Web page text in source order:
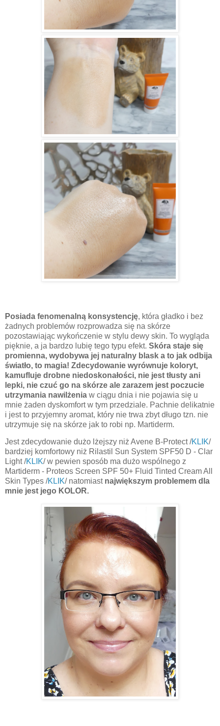
Posiada fenomenalną konsystencję, która gładko i bez
żadnych problemów rozprowadza się na skórze
pozostawiając wykończenie w stylu dewy skin. To wygląda
pięknie, a ja bardzo lubię tego typu efekt. Skóra staje się
promienna, wydobywa jej naturalny blask a to jak odbija
światło, to magia! Zdecydowanie wyrównuje koloryt,
kamufluje drobne niedoskonałości, nie jest tłusty ani
lepki, nie czuć go na skórze ale zarazem jest poczucie
utrzymania nawilżenia w ciągu dnia i nie pojawia się u
mnie żaden dyskomfort w tym przedziale. Pachnie delikatnie
i jest to przyjemny aromat, który nie trwa zbyt długo tzn. nie
utrzymuje się na skórze jak to robi np. Martiderm.
Jest zdecydowanie dużo lżejszy niż Avene B-Protect /KLIK/
bardziej komfortowy niż Rilastil Sun System SPF50 D - Clar
Light /KLIK/ w pewien sposób ma dużo wspólnego z
Martiderm - Proteos Screen SPF 50+ Fluid Tinted Cream All
Skin Types /KLIK/ natomiast największym problemem dla
mnie jest jego KOLOR.